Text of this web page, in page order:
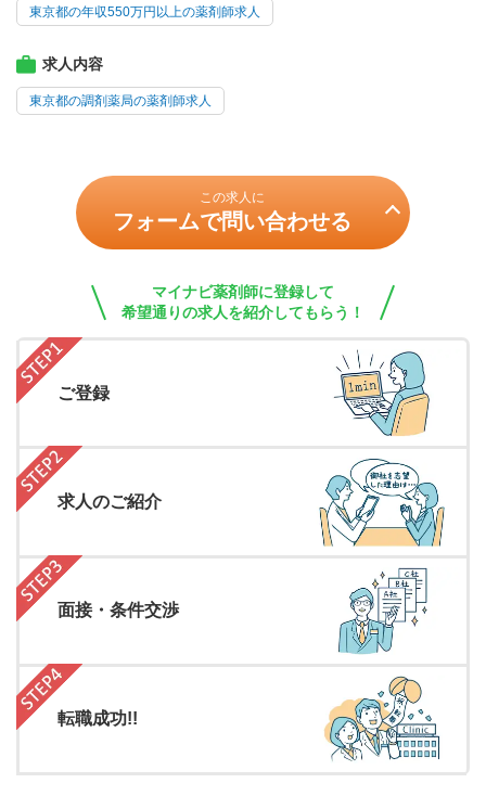
東京都の年収550万円以上の薬剤師求人
求人内容
東京都の調剤薬局の薬剤師求人
この求人に
フォームで問い合わせる
マイナビ薬剤師に登録して
希望通りの求人を紹介してもらう！
ご登録
求人のご紹介
面接・条件交渉
転職成功!!